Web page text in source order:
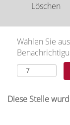
Löschen
Wählen Sie
Diese Stelle